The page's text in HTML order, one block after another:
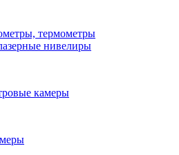
термометры
нивелиры
камеры